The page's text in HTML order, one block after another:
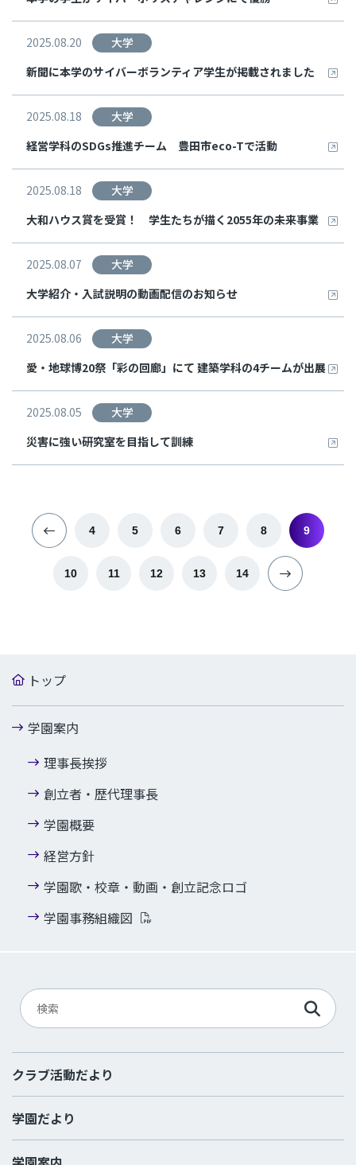
2025.08.20
大学
新聞に本学のサイバーボランティア学生が掲載されました
2025.08.18
大学
経営学科のSDGs推進チーム 豊田市eco-Tで活動
2025.08.18
大学
大和ハウス賞を受賞！ 学生たちが描く2055年の未来事業
2025.08.07
大学
大学紹介・入試説明の動画配信のお知らせ
2025.08.06
大学
愛・地球博20祭「彩の回廊」にて 建築学科の4チームが出展
2025.08.05
大学
災害に強い研究室を目指して訓練
4 5 6 7 8 9
10 11 12 13 14
トップ
学園案内
理事長挨拶
創立者・歴代理事長
学園概要
経営方針
学園歌・校章・動画・創立記念ロゴ
学園事務組織図
クラブ活動だより
学園だより